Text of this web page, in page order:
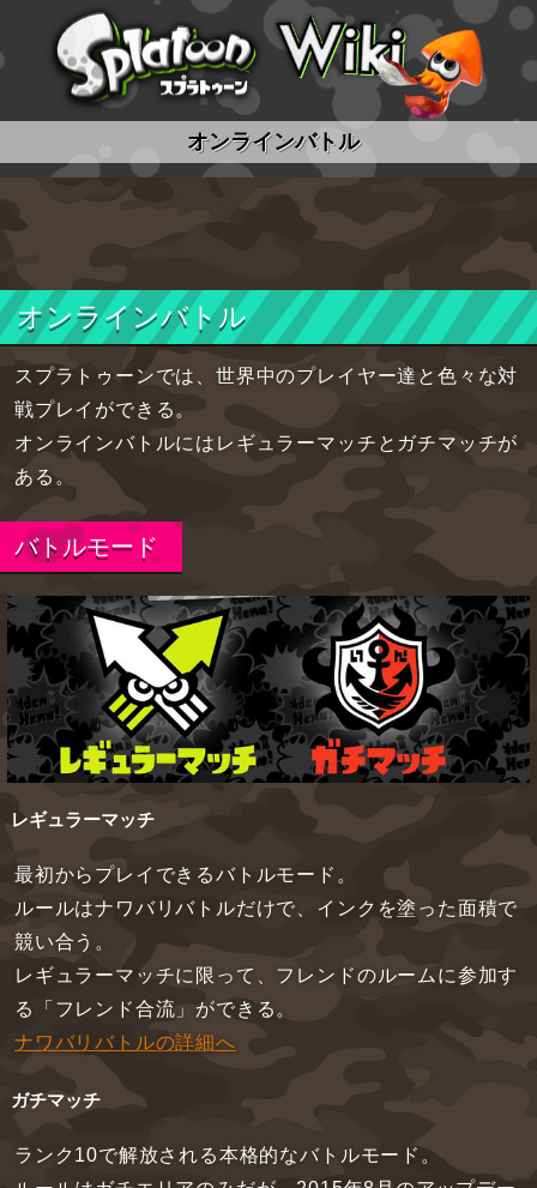
スプラトゥーン wiki
オンラインバトル
オンラインバトル
スプラトゥーンでは、世界中のプレイヤー達と色々な対
戦プレイができる。
オンラインバトルにはレギュラーマッチとガチマッチが
ある。
バトルモード
レギュラーマッチ
最初からプレイできるバトルモード。
ルールはナワバリバトルだけで、インクを塗った面積で
競い合う。
レギュラーマッチに限って、フレンドのルームに参加す
る「フレンド合流」ができる。
ナワバリバトルの詳細へ
ガチマッチ
ランク10で解放される本格的なバトルモード。